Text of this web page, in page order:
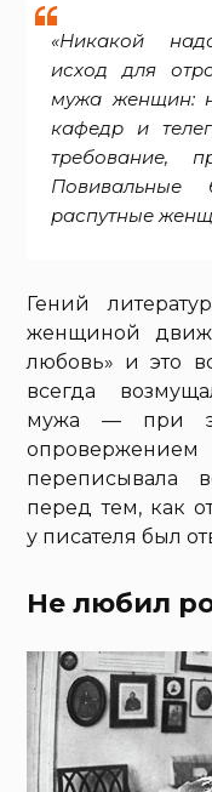
«Никакой
исход для
мужа женщин:
кафедр и
требование,
Повивальные
распутные
Гений
женщиной
любовь» и это
всегда
мужа — при
опровержением
переписывала
перед тем, как
у писателя был
Не любил